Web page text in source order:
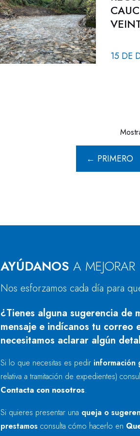
15 DE
← PRIMERO
AYÚDANOS A MEJORAR
Nos esforzamos cada día para
¿Tienes alguna sugerencia de
mensaje e indícanos tu correo
necesitamos aclarar algún
Si lo que necesitas es pedir información
relativa a tramitación de expedientes)
Contacta con nosotros.
Si quieres presentar una queja o
prestamos consulta cómo hacerlo en